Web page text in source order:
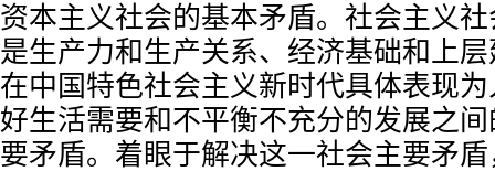
资本主义社会的基本矛盾。社会主义
是生产力和生产关系、经济基础和上
在中国特色社会主义新时代具体表现
好生活需要和不平衡不充分的发展之
要矛盾。着眼于解决这一社会主要矛